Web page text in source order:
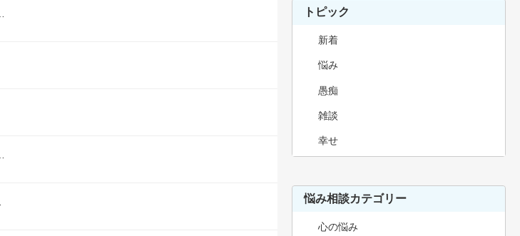
トピック
新着
悩み
愚痴
雑談
幸せ
悩み相談カテゴリー
心の悩み